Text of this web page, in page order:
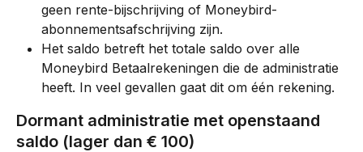
geen rente-bijschrijving of Moneybird-
abonnementsafschrijving zijn.
Het saldo betreft het totale saldo over alle
Moneybird Betaalrekeningen die de administratie
heeft. In veel gevallen gaat dit om één rekening.
Dormant administratie met openstaand
saldo (lager dan € 100)